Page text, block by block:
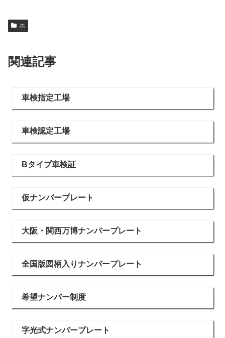
ホ
関連記事
車検指定工場
車検認定工場
Bタイプ車検証
仮ナンバープレート
大阪・関西万博ナンバープレート
全国版図柄入りナンバープレート
希望ナンバー制度
字光式ナンバープレート